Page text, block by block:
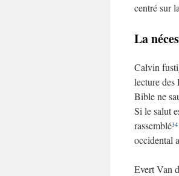
centré sur
La
Calvin
lecture des
Bible ne
Si le salut
rassemblé34
occidental
Evert Van